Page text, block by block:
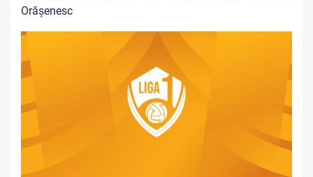
Orășenesc